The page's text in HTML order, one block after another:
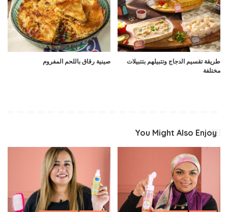
طريقة تقسيم الدجاج وتتبيلهم بتتبيلات
مختلفة
صينية رقاق باللحم المفروم
You Might Also Enjoy